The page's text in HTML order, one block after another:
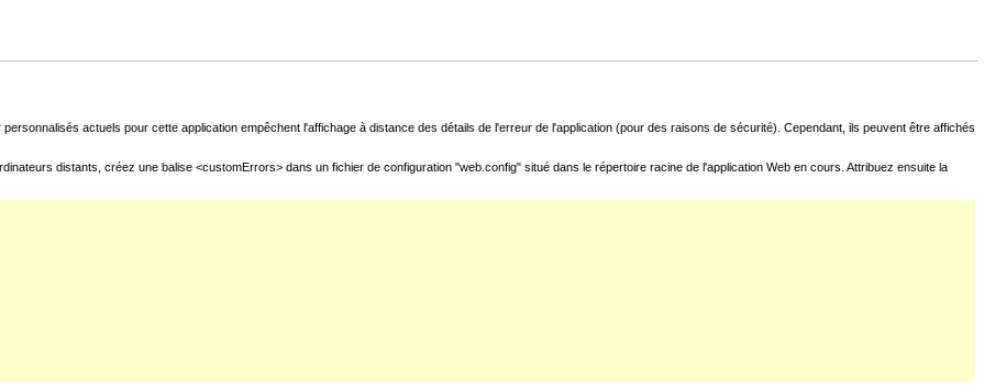
actuels pour cette application empêchent l'affichage à distance des détails de l'erreur de l'application (pour des raisons de sécurité). Cependant, ils peuvent être affichés
distants, créez une balise <customErrors> dans un fichier de configuration "web.config" situé dans le répertoire racine de l'application Web en cours. Attribuez ensuite la